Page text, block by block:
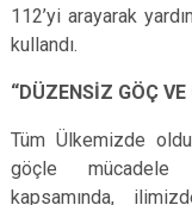
112’yi arayarak
kullandı.
“DÜZENSİZ GÖÇ
Tüm Ülkemizde
göçle mücadele
kapsamında,